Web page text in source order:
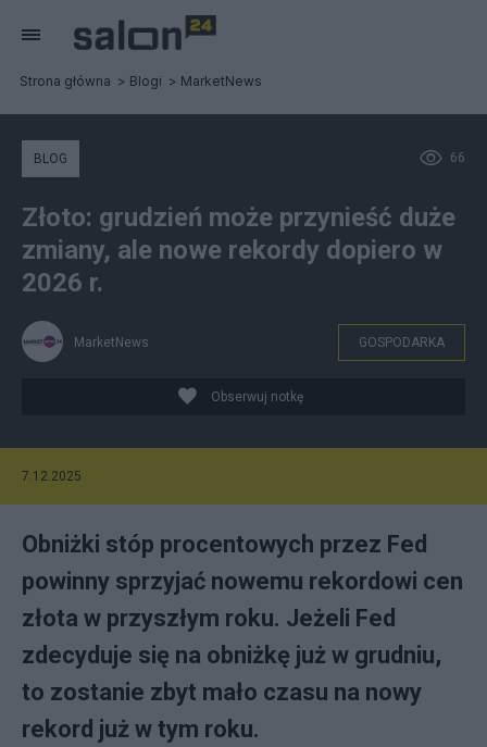
Strona główna Blogi MarketNews
66
BLOG
Złoto: grudzień może przynieść duże
zmiany, ale nowe rekordy dopiero w
2026 r.
MarketNews GOSPODARKA
Obserwuj notkę
7.12.2025
Obniżki stóp procentowych przez Fed
powinny sprzyjać nowemu rekordowi cen
złota w przyszłym roku. Jeżeli Fed
zdecyduje się na obniżkę już w grudniu,
to zostanie zbyt mało czasu na nowy
rekord już w tym roku.